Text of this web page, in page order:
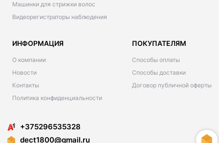
Машинки для стрижки волос
Видеорегистраторы наблюдения
ИНФОРМАЦИЯ
О компании
Новости
Контакты
Политика конфиденциальности
ПОКУПАТЕЛЯМ
Способы оплаты
Способы доставки
Договор публичной оферты
+375296535328
dect1800@gmail.ru